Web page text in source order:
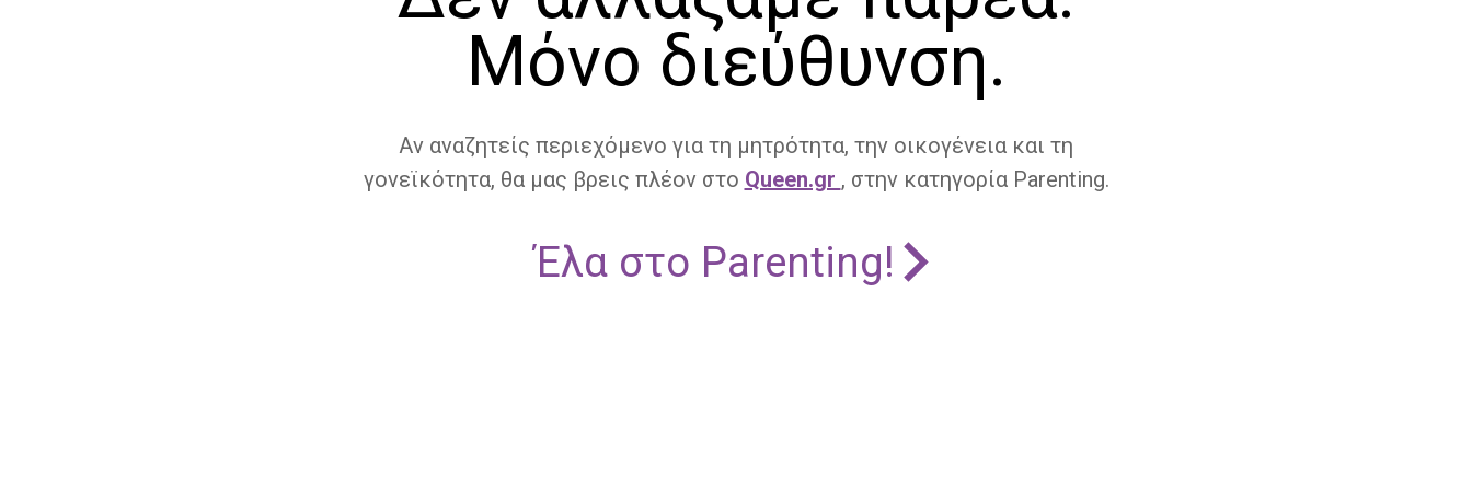
Μόνο διεύθυνση.
Αν αναζητείς περιεχόμενο για τη μητρότητα, την οικογένεια και τη
γονεϊκότητα, θα μας βρεις πλέον στο Queen.gr , στην κατηγορία Parenting.
Έλα στο Parenting!